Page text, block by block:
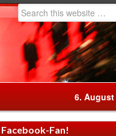
6. August
Fan!